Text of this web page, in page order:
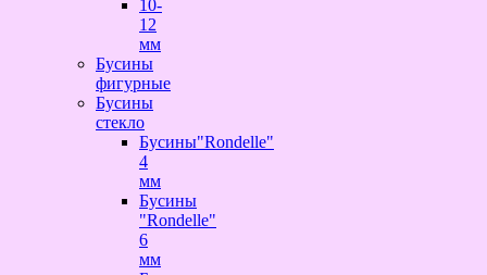
10-
12
мм
Бусины
фигурные
Бусины
стекло
Бусины"Rondelle"
4
мм
Бусины
"Rondelle"
6
мм